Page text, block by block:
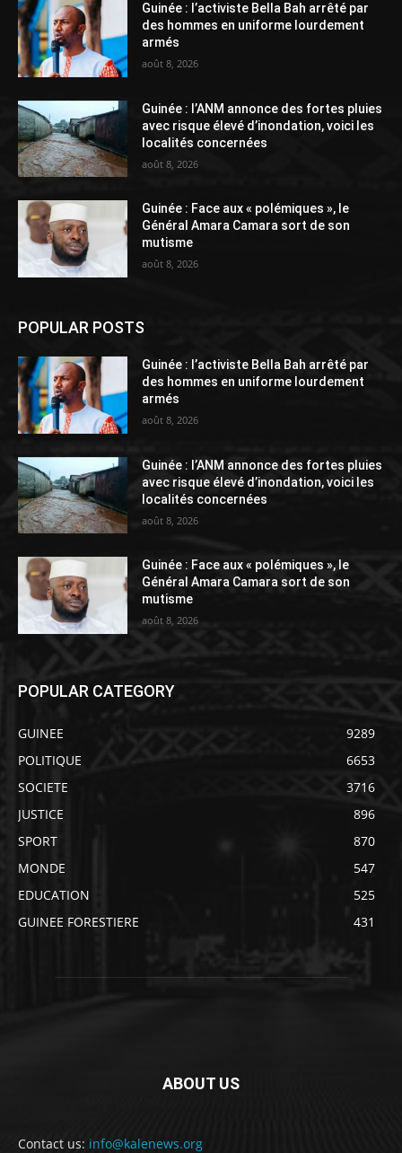
Guinée : l’activiste Bella Bah arrêté par
des hommes en uniforme lourdement
armés
août 8, 2026
Guinée : l’ANM annonce des fortes pluies
avec risque élevé d’inondation, voici les
localités concernées
août 8, 2026
Guinée : Face aux « polémiques », le
Général Amara Camara sort de son
mutisme
août 8, 2026
POPULAR POSTS
Guinée : l’activiste Bella Bah arrêté par
des hommes en uniforme lourdement
armés
août 8, 2026
Guinée : l’ANM annonce des fortes pluies
avec risque élevé d’inondation, voici les
localités concernées
août 8, 2026
Guinée : Face aux « polémiques », le
Général Amara Camara sort de son
mutisme
août 8, 2026
POPULAR CATEGORY
GUINEE
9289
POLITIQUE
6653
SOCIETE
3716
JUSTICE
896
SPORT
870
MONDE
547
EDUCATION
525
GUINEE FORESTIERE
431
ABOUT US
Contact us: info@kalenews.org